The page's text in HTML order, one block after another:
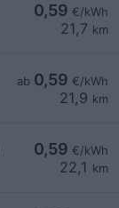
0,59 €/kWh
21,7 km
ab 0,59 €/kWh
21,9 km
0,59 €/kWh
22,1 km